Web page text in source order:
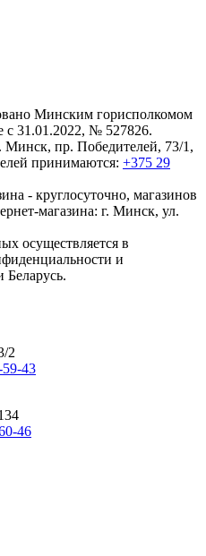
Минским горисполкомом
с 31.01.2022, № 527826.
Минск, пр. Победителей, 73/1,
принимаются: +375 29
- круглосуточно, магазинов
магазина: г. Минск, ул.
осуществляется в
и
Беларусь.
2
43
46